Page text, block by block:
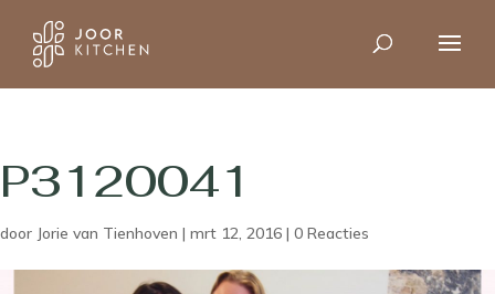
P3120041
door Jorie van Tienhoven | mrt 12, 2016 | 0 Reacties